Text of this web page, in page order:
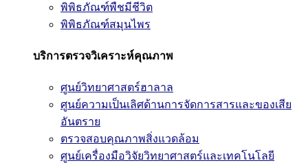
พิพิธภัณฑ์พืชมีชีวิต
พิพิธภัณฑ์สมุนไพร
บริการตรวจวิเคราะห์คุณภาพ
ศูนย์วิทยาศาสตร์ฮาลาล
ศูนย์ความเป็นเลิศด้านการจัดการสารและของเสีย
อันตราย
ตรวจสอบคุณภาพสิ่งแวดล้อม
ศูนย์เครื่องมือวิจัยวิทยาศาสตร์และเทคโนโลยี